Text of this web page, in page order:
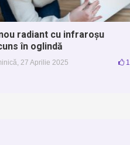
radiant cu infraroșu
în oglindă
27 Aprilie 2025 1